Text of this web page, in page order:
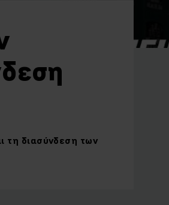
τη διασύνδεση των